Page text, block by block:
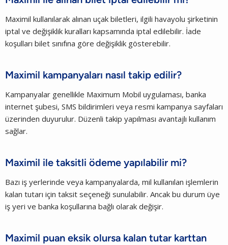
Maximil kullanılarak alınan uçak biletleri, ilgili havayolu şirketinin
iptal ve değişiklik kuralları kapsamında iptal edilebilir. İade
koşulları bilet sınıfına göre değişiklik gösterebilir.
Maximil kampanyaları nasıl takip edilir?
Kampanyalar genellikle Maximum Mobil uygulaması, banka
internet şubesi, SMS bildirimleri veya resmi kampanya sayfaları
üzerinden duyurulur. Düzenli takip yapılması avantajlı kullanım
sağlar.
Maximil ile taksitli ödeme yapılabilir mi?
Bazı iş yerlerinde veya kampanyalarda, mil kullanılan işlemlerin
kalan tutarı için taksit seçeneği sunulabilir. Ancak bu durum üye
iş yeri ve banka koşullarına bağlı olarak değişir.
Maximil puan eksik olursa kalan tutar karttan